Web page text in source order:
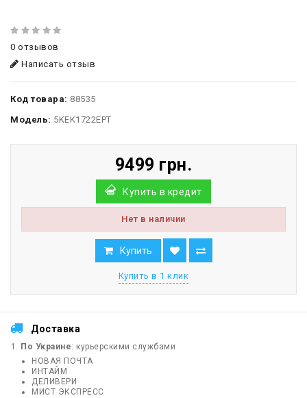
0 отзывов
Написать отзыв
Код товара: 88535
Модель: 5KEK1722EPT
9499 грн.
Купить в кредит
Нет в наличии
Купить
Купить в 1 клик
Доставка
По Украине: курьерскими службами
НОВАЯ ПОЧТА
ИНТАЙМ
ДЕЛИВЕРИ
МИСТ ЭКСПРЕСС